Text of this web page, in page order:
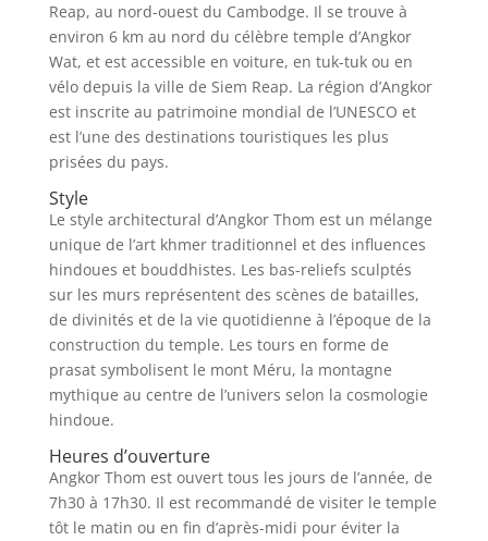
Reap, au nord-ouest du Cambodge. Il se trouve à
environ 6 km au nord du célèbre temple d’Angkor
Wat, et est accessible en voiture, en tuk-tuk ou en
vélo depuis la ville de Siem Reap. La région d’Angkor
est inscrite au patrimoine mondial de l’UNESCO et
est l’une des destinations touristiques les plus
prisées du pays.
Style
Le style architectural d’Angkor Thom est un mélange
unique de l’art khmer traditionnel et des influences
hindoues et bouddhistes. Les bas-reliefs sculptés
sur les murs représentent des scènes de batailles,
de divinités et de la vie quotidienne à l’époque de la
construction du temple. Les tours en forme de
prasat symbolisent le mont Méru, la montagne
mythique au centre de l’univers selon la cosmologie
hindoue.
Heures d’ouverture
Angkor Thom est ouvert tous les jours de l’année, de
7h30 à 17h30. Il est recommandé de visiter le temple
tôt le matin ou en fin d’après-midi pour éviter la